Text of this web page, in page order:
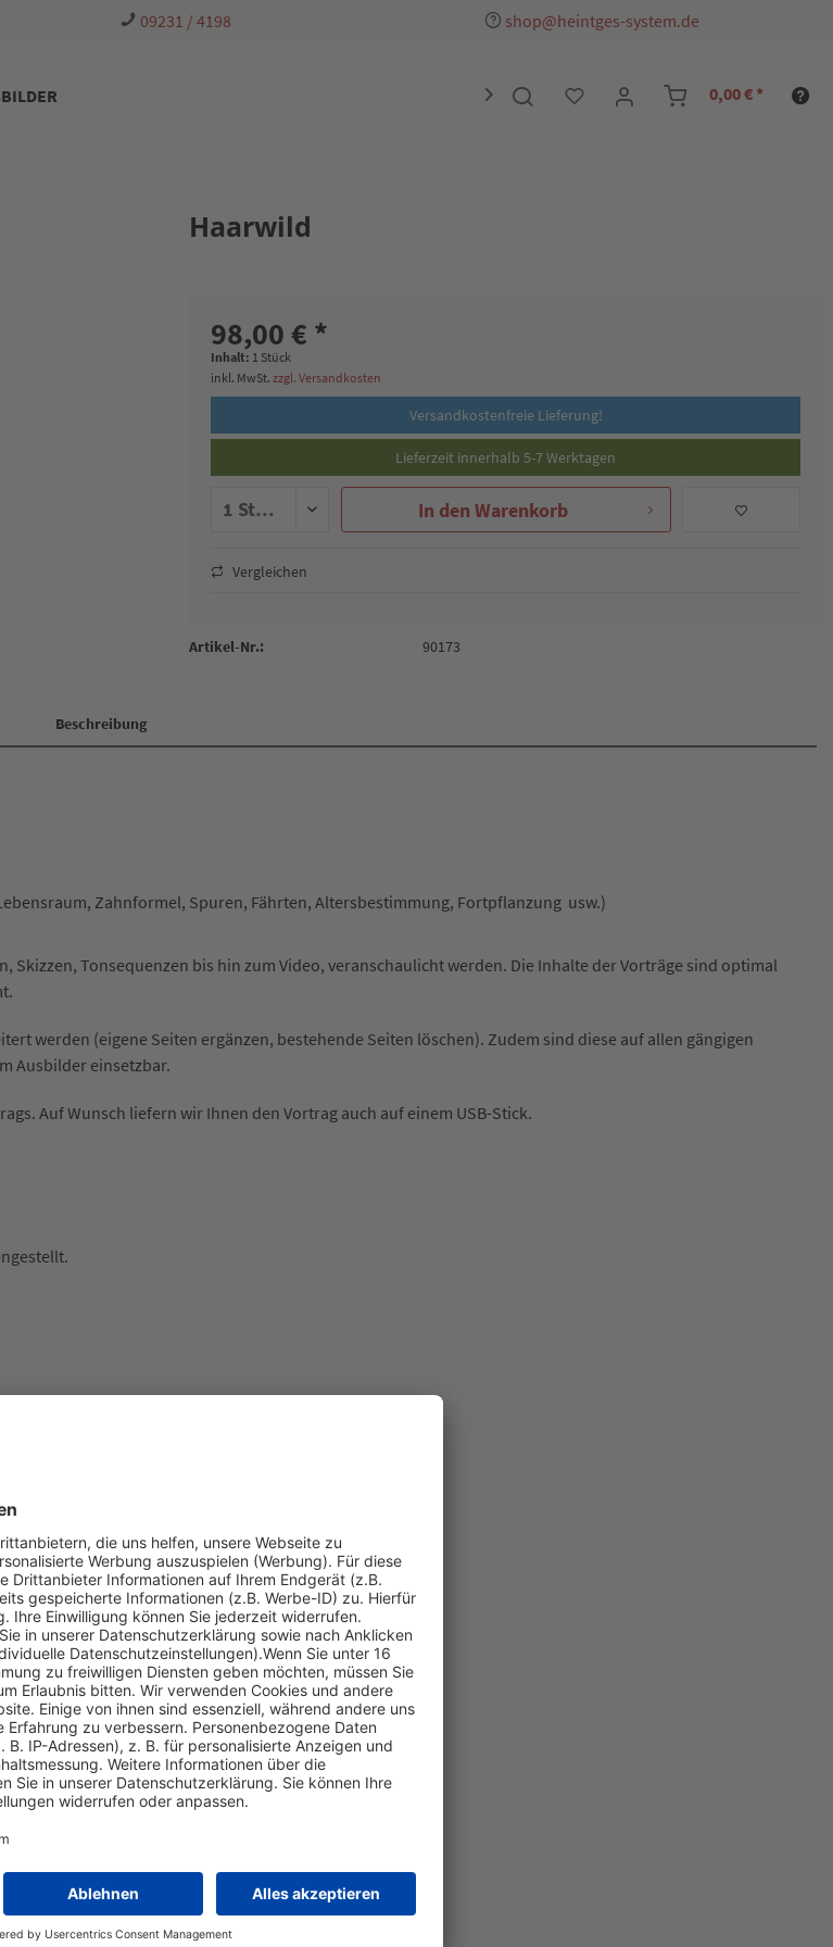
09231 / 4198 shop@heintges-system.de
 0,00 € *
Haarwild
98,00 € *
Inhalt: 1 Stück
inkl. MwSt.zzgl. Versandkosten
Versandkostenfreie Lieferung!
Lieferzeit innerhalb 5-7 Werktagen
In den Warenkorb
Vergleichen
Artikel-Nr.: 90173
Beschreibung
Zahnformel, Spuren, Fährten, Altersbestimmung, Fortpflanzung usw.)
Tonsequenzen bis hin zum Video, veranschaulicht werden. Die Inhalte der Vorträge sind optimal
werden (eigene Seiten ergänzen, bestehende Seiten löschen). Zudem sind diese auf allen gängigen
Ausbilder einsetzbar.
Auf Wunsch liefern wir Ihnen den Vortrag auch auf einem USB-Stick.
diesem Link: